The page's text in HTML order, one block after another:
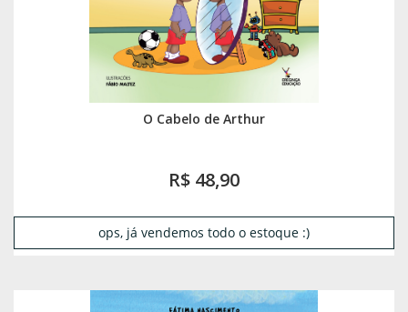
O Cabelo de Arthur
R$ 48,90
ops, já vendemos todo o estoque :)